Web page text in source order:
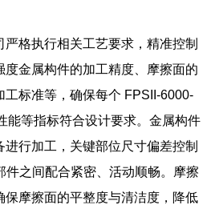
格执行相关工艺要求，精准控制
金属构件的加工精度、摩擦面的
工标准等，确保每个 FPSII-6000-
能等指标符合设计要求。金属构件
行加工，关键部位尺寸偏差控制
件之间配合紧密、活动顺畅。摩擦
保摩擦面的平整度与清洁度，降低